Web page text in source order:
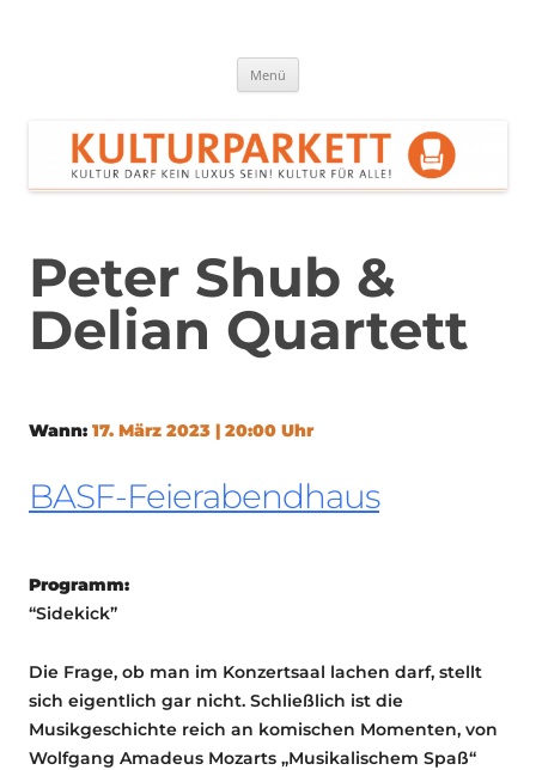
Menü
Peter Shub &
Delian Quartett
Wann: 17. März 2023 | 20:00 Uhr
BASF-Feierabendhaus
Programm:
“Sidekick”
Die Frage, ob man im Konzertsaal lachen darf, stellt
sich eigentlich gar nicht. Schließlich ist die
Musikgeschichte reich an komischen Momenten, von
Wolfgang Amadeus Mozarts „Musikalischem Spaß“